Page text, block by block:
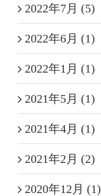
2022年7月 (5)
2022年6月 (1)
2022年1月 (1)
2021年5月 (1)
2021年4月 (1)
2021年2月 (2)
2020年12月 (1)